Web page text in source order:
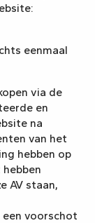
eenmaal
via de
en
na
van het
hebben op
AV staan,
voorschot